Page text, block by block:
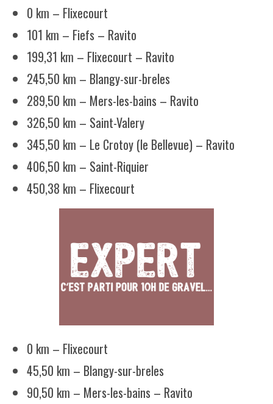
0 km – Flixecourt
101 km – Fiefs – Ravito
199,31 km – Flixecourt – Ravito
245,50 km – Blangy-sur-breles
289,50 km – Mers-les-bains – Ravito
326,50 km – Saint-Valery
345,50 km – Le Crotoy (le Bellevue) – Ravito
406,50 km – Saint-Riquier
450,38 km – Flixecourt
0 km – Flixecourt
45,50 km – Blangy-sur-breles
90,50 km – Mers-les-bains – Ravito